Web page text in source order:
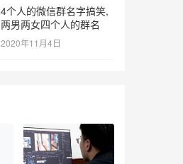
4个人的微信群名字搞笑,
两男两女四个人的群名
2020年11月4日